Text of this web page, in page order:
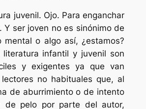
juvenil. Ojo. Para enganchar
Y ser joven no es sinónimo de
mental o algo así, ¿estamos?
literatura infantil y juvenil son
y exigentes ya que van
no habituales que, al
de aburrimiento o de intento
de pelo por parte del autor,